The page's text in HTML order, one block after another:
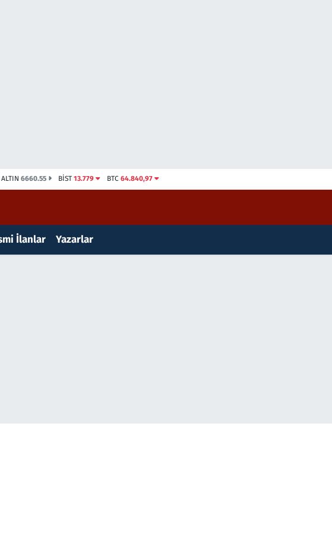
ALTIN 6660.55 BİST13.779 BTC 64.840,97
İlanlar Yazarlar